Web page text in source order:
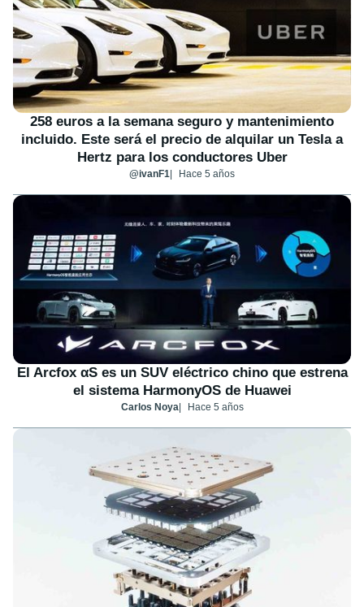
258 euros a la semana seguro y mantenimiento
incluido. Este será el precio de alquilar un Tesla a
Hertz para los conductores Uber
@ivanF1 Hace 5 años
El Arcfox αS es un SUV eléctrico chino que estrena
el sistema HarmonyOS de Huawei
Carlos Noya Hace 5 años